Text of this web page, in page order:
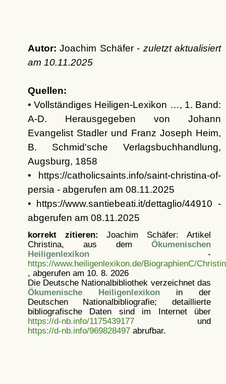
Autor: Joachim Schäfer - zuletzt aktualisiert
am 10.11.2025
Quellen:
• Vollständiges Heiligen-Lexikon …, 1. Band:
A-D. Herausgegeben von Johann
Evangelist Stadler und Franz Joseph Heim,
B. Schmid'sche Verlagsbuchhandlung,
Augsburg, 1858
• https://catholicsaints.info/saint-christina-of-
persia - abgerufen am 08.11.2025
• https://www.santiebeati.it/dettaglio/44910 -
abgerufen am 08.11.2025
korrekt zitieren: Joachim Schäfer: Artikel
Christina, aus dem Ökumenischen
Heiligenlexikon-
https://www.heiligenlexikon.de/BiographienC/
, abgerufen am 10. 8. 2026
Die Deutsche Nationalbibliothek verzeichnet das
Ökumenische Heiligenlexikonin der
Deutschen Nationalbibliografie; detaillierte
bibliografische Daten sind im Internet über
https://d-nb.info/1175439177und
https://d-nb.info/969828497abrufbar.